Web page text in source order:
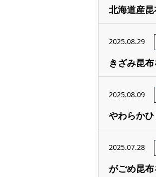
北海道産
2025.08.29
きざみ昆
2025.08.09
やわらか
2025.07.28
がごめ昆